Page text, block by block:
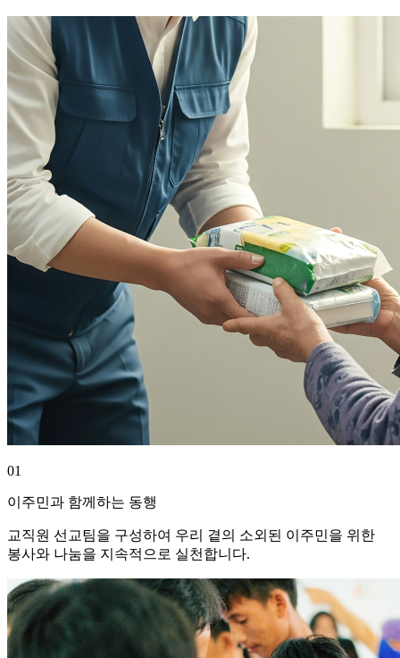
01
이주민과 함께하는 동행
교직원 선교팀을 구성하여 우리 곁의 소외된 이주민을 위한
봉사와 나눔을 지속적으로 실천합니다.